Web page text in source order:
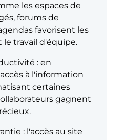
les espaces de
forums de
favorisent les
le travail d'équipe.
: en
à l'information
certaines
gagnent
: l'accès au site